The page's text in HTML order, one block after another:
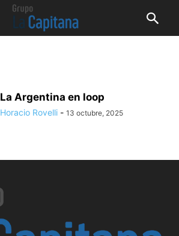
La Argentina en loop
Horacio Rovelli - 13 octubre, 2025